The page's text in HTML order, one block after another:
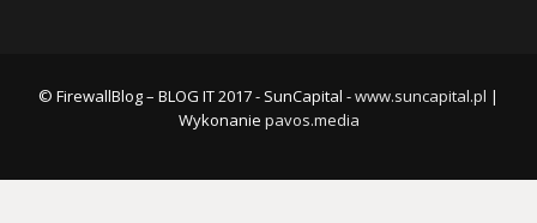
© FirewallBlog – BLOG IT 2017 - SunCapital -www.suncapital.pl |
Wykonanie pavos.media